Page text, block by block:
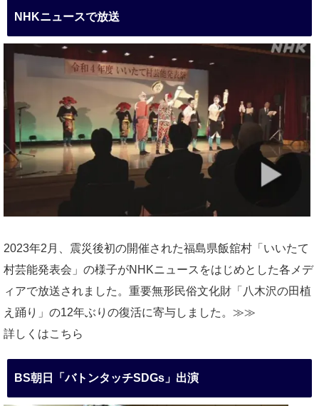
NHKニュースで放送
2023年2月、震災後初の開催された福島県飯舘村「いいたて
村芸能発表会」の様子がNHKニュースをはじめとした各メデ
ィアで放送されました。重要無形民俗文化財「八木沢の田植
え踊り」の12年ぶりの復活に寄与しました。≫≫
詳しくはこちら
BS朝日「バトンタッチSDGs」出演